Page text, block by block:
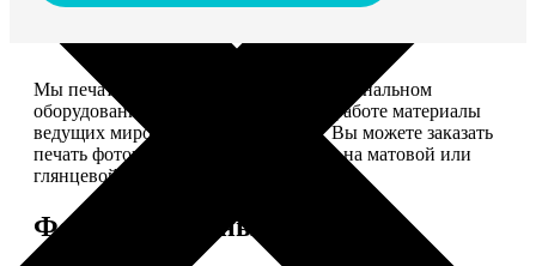
Мы печатаем фотографии на профессиональном
оборудовании Noritsu, используем в работе материалы
ведущих мировых производителей. Вы можете заказать
печать фотографий разных форматов на матовой или
глянцевой фотобумаге.
Форматы и цены